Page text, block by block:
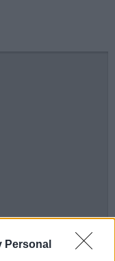
Personal